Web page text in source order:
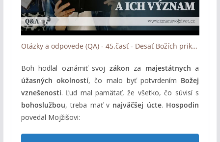
Otázky a odpovede (QA) - 45.časť - Desať Božích prikázaní a ich význam (Dekalóg v praxi)
Boh hodlal oznámiť svoj zákon za majestátnych a
úžasných okolností, čo malo byť potvrdením Božej
vznešenosti. Ľud mal pamätať, že všetko, čo súvisí s
bohoslužbou, treba mať v najväčšej úcte. Hospodin
povedal Mojžišovi: